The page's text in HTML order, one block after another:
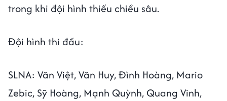
trong khi đội hình thiếu chiều sâu.
Đội hình thi đấu:
SLNA: Văn Việt, Văn Huy, Đình Hoàng, Mario
Zebic, Sỹ Hoàng, Mạnh Quỳnh, Quang Vinh,